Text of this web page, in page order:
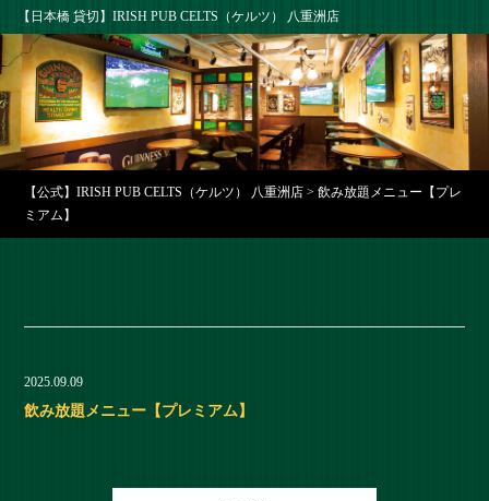
【日本橋 貸切】IRISH PUB CELTS（ケルツ） 八重洲店
【公式】IRISH PUB CELTS（ケルツ） 八重洲店 >飲み放題メニュー【プレ
ミアム】
2025.09.09
飲み放題メニュー【プレミアム】